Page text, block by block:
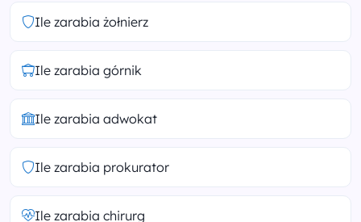
Ile zarabia żołnierz
Ile zarabia górnik
Ile zarabia adwokat
Ile zarabia prokurator
Ile zarabia chirurg